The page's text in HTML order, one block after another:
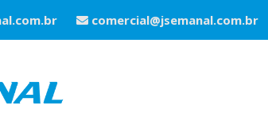
comercial@jsemanal.com.br